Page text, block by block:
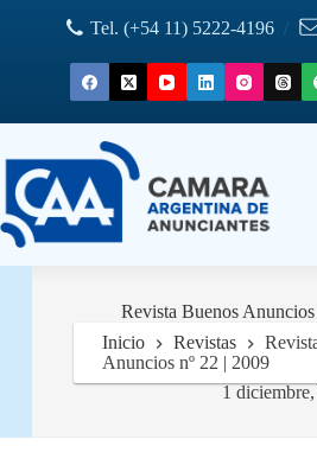
Tel. (+54 11) 5222-4196 /
Revista Buenos
1
Inicio Revistas
Anuncios nº 22 | 2009